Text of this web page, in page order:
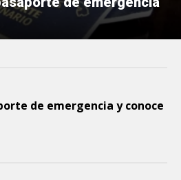
de emergencia y conoce